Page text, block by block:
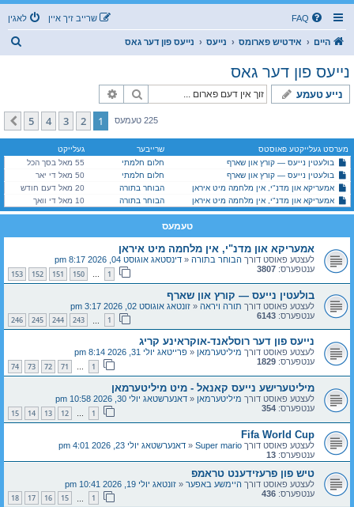
FAQ לאגין שרייב זיך איין
היים אידטיש פארומס נייעס נייעס פון דער גאס
נייעס פון דער גאס
נייע טעמע זוך
225 טעמעס 1
2
3
4
5
קומענדיגע
מערסט געלייקטע פאוסטס שרייבער
געלייקט
בולעטין נייעס — קורץ און שארף
חלום חלמתי
55 מאל בסך הכל
בולעטין נייעס — קורץ און שארף
חלום חלמתי
50 מאל די יאר
אמעריקא און מדנ"י, אין מלחמה מיט איראן
הבוחר בתורה
20 מאל דעם חודש
אמעריקא און מדנ"י, אין מלחמה מיט איראן
הבוחר בתורה 10 מאל די וואך
טעמעס
אמעריקא און מדנ"י, אין מלחמה מיט איראן
לעצטע פאוסט דורך הבוחר בתורה « דינסטאג אוגוסט 04, 2026 8:17 pm
ענטפערס: 3807
1
…
150
151
152
153
בולעטין נייעס — קורץ און שארף
לעצטע פאוסט דורך תורה ויראה « זונטאג אוגוסט 02, 2026 3:17 pm
ענטפערס: 6143
1
243
244
245
246
נייעס פון דער רוסלאנד-אוקראינע קריג
לעצטע פאוסט דורך מיליטערמאן « פרייטאג יולי 31, 2026 8:14 pm
ענטפערס: 1829
1
…
71
72
73
74
מיליטערישע נייעס קאנאל - מיט מיליטערמאן
לעצטע פאוסט דורך מיליטערמאן « דאנערשטאג יולי 30, 2026 10:58 pm
ענטפערס: 354
1
…
12
13
14
15
Fifa World Cup
לעצטע פאוסט דורך Super mario
« דאנערשטאג יולי 23, 2026 4:01 pm
ענטפערס: 13
טיש פון פרעזידענט טראמפ
לעצטע פאוסט דורך היימשע באפער « זונטאג יולי 19, 2026 10:41 pm
ענטפערס: 436
1
15
16
17
18